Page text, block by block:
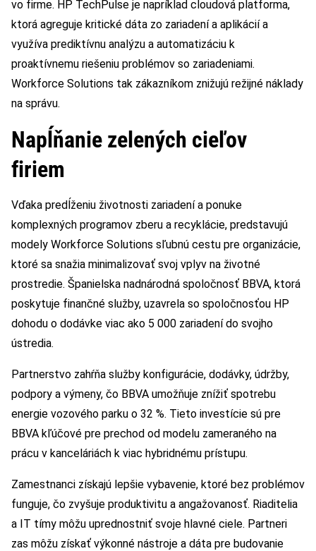
vo firme. HP TechPulse je napríklad cloudová platforma,
ktorá agreguje kritické dáta zo zariadení a aplikácií a
využíva prediktívnu analýzu a automatizáciu k
proaktívnemu riešeniu problémov so zariadeniami.
Workforce Solutions tak zákazníkom znižujú režijné náklady
na správu.
Napĺňanie zelených cieľov
firiem
Vďaka predĺženiu životnosti zariadení a ponuke
komplexných programov zberu a recyklácie, predstavujú
modely Workforce Solutions sľubnú cestu pre organizácie,
ktoré sa snažia minimalizovať svoj vplyv na životné
prostredie. Španielska nadnárodná spoločnosť BBVA, ktorá
poskytuje finančné služby, uzavrela so spoločnosťou HP
dohodu o dodávke viac ako 5 000 zariadení do svojho
ústredia.
Partnerstvo zahŕňa služby konfigurácie, dodávky, údržby,
podpory a výmeny, čo BBVA umožňuje znížiť spotrebu
energie vozového parku o 32 %. Tieto investície sú pre
BBVA kľúčové pre prechod od modelu zameraného na
prácu v kanceláriách k viac hybridnému prístupu.
Zamestnanci získajú lepšie vybavenie, ktoré bez problémov
funguje, čo zvyšuje produktivitu a angažovanosť. Riaditelia
a IT tímy môžu uprednostniť svoje hlavné ciele. Partneri
zas môžu získať výkonné nástroje a dáta pre budovanie